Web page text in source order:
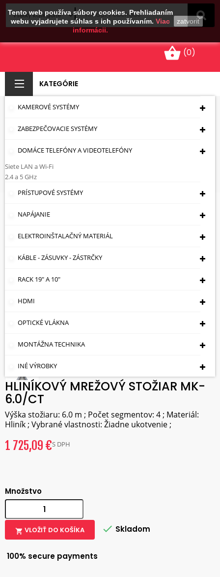
Tento web používa súbory cookies. Prehliadaním
webu vyjadrujete súhlas s ich používaním. Viac
informácii.
zatvoriť
shopping_basket (0)
KATEGÓRIE
KAMEROVÉ SYSTÉMY
ZABEZPEČOVACIE SYSTÉMY
DOMÁCE TELEFÓNY A VIDEOTELEFÓNY
Siete LAN a Wi-Fi
2.4 a 5 GHz
PRÍSTUPOVÉ SYSTÉMY
NAPÁJANIE
ELEKTROINŠTALAČNÝ MATERIÁL
KÁBLE - ZÁSUVKY - ZÁSTRČKY
RACK 19" A 10"
HDMI
OPTICKÉ VLÁKNA
MONTÁŽNA TECHNIKA
INÉ VÝROBKY
HLINÍKOVÝ MREŽOVÝ
STOŽIAR MK-6.0/CT
Úvodná Stránka
Montážna Technika
Stožiare
Veže
HLINÍKOVÝ MREŽOVÝ STOŽIAR MK-
6.0/CT
Výška stožiaru: 6.0 m ; Počet segmentov: 4 ; Materiál:
Hliník ; Vybrané vlastnosti: Žiadne ukotvenie ;
1 725,09 €S DPH
Množstvo
 VLOŽIŤ DO KOŠÍKA  Skladom
100% secure payments